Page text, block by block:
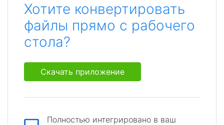
Хотите конвертировать
файлы прямо с рабочего
стола?
Скачать приложение
Полностью интегрировано в ваш